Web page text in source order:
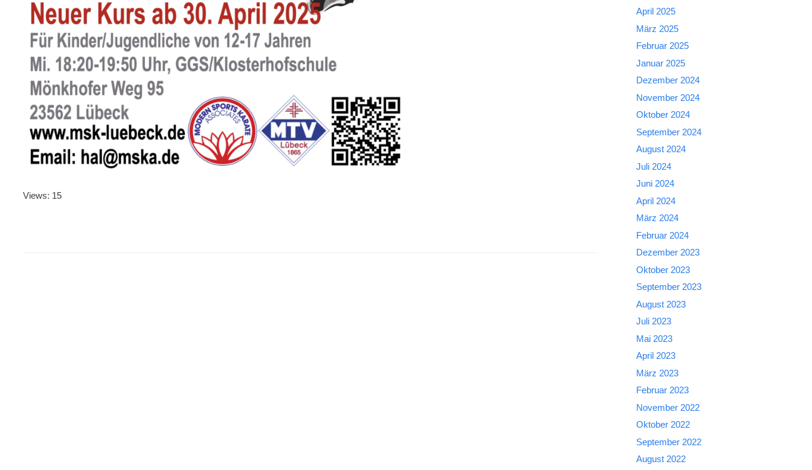
Views: 15
April 2025
März 2025
Februar 2025
Januar 2025
Dezember 2024
November 2024
Oktober 2024
September 2024
August 2024
Juli 2024
Juni 2024
April 2024
März 2024
Februar 2024
Dezember 2023
Oktober 2023
September 2023
August 2023
Juli 2023
Mai 2023
April 2023
März 2023
Februar 2023
November 2022
Oktober 2022
September 2022
August 2022